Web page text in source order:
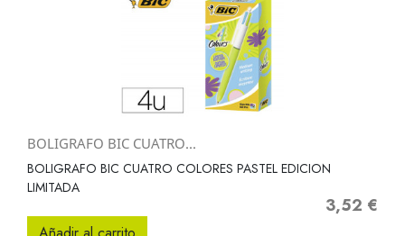
BOLIGRAFO BIC CUATRO...
BOLIGRAFO BIC CUATRO COLORES PASTEL EDICION
LIMITADA
Precio
3,52 €